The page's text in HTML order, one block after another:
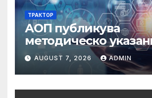
ТРАКТОР
АОП публикува
методическо
връзка с промени в
основанията за
задължително
отстраняване на
AUGUST 7, 2026 ADMIN